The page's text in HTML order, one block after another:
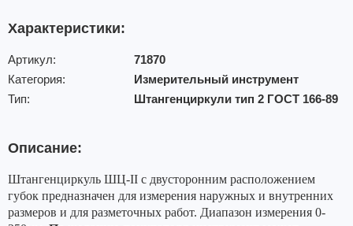
Характеристики:
Артикул:
71870
Категория:
Измерительный инструмент
Тип:
Штангенциркули тип 2 ГОСТ 166-89
Описание:
Штангенциркуль ШЦ-II с двусторонним расположением
губок предназначен для измерения наружных и внутренних
размеров и для разметочных работ. Диапазон измерения 0-